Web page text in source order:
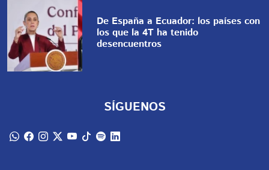
De España a Ecuador: los países con
los que la 4T ha tenido
desencuentros
SÍGUENOS